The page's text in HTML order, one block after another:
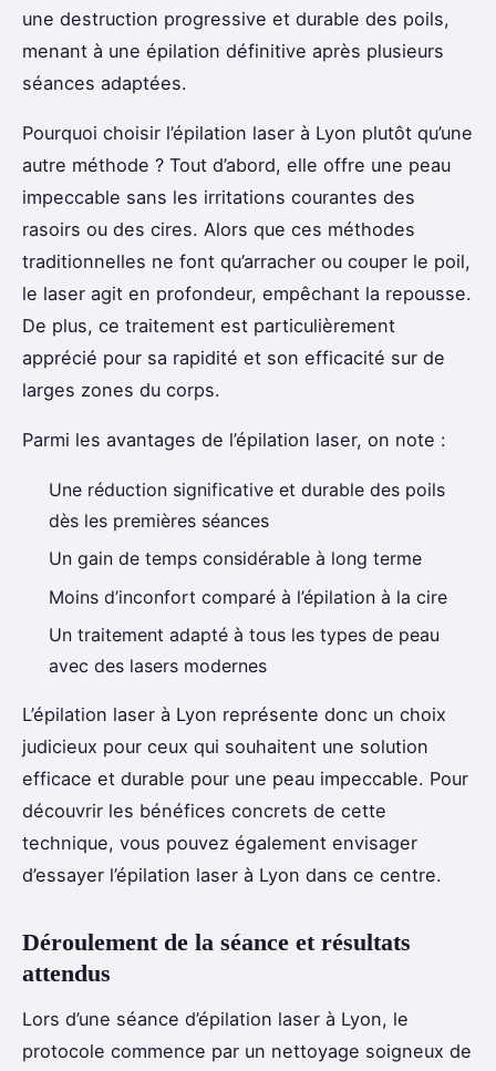
une destruction progressive et durable des poils,
menant à une épilation définitive après plusieurs
séances adaptées.
Pourquoi choisir l’épilation laser à Lyon plutôt qu’une
autre méthode ? Tout d’abord, elle offre une peau
impeccable sans les irritations courantes des
rasoirs ou des cires. Alors que ces méthodes
traditionnelles ne font qu’arracher ou couper le poil,
le laser agit en profondeur, empêchant la repousse.
De plus, ce traitement est particulièrement
apprécié pour sa rapidité et son efficacité sur de
larges zones du corps.
Parmi les avantages de l’épilation laser, on note :
Une réduction significative et durable des poils
dès les premières séances
Un gain de temps considérable à long terme
Moins d’inconfort comparé à l’épilation à la cire
Un traitement adapté à tous les types de peau
avec des lasers modernes
L’épilation laser à Lyon représente donc un choix
judicieux pour ceux qui souhaitent une solution
efficace et durable pour une peau impeccable. Pour
découvrir les bénéfices concrets de cette
technique, vous pouvez également envisager
d’essayer l’épilation laser à Lyon dans ce centre.
Déroulement de la séance et résultats
attendus
Lors d’une séance d’épilation laser à Lyon, le
protocole commence par un nettoyage soigneux de